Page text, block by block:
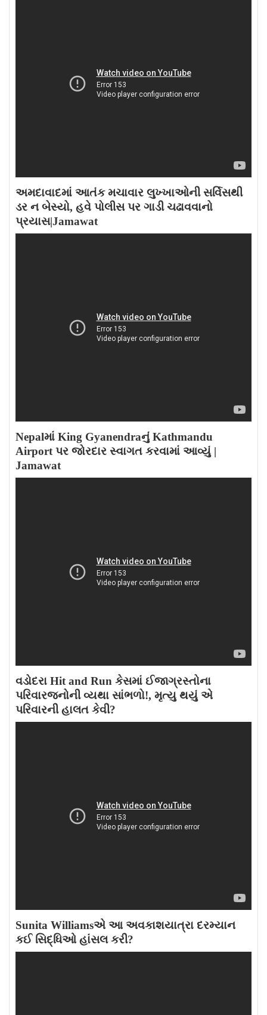
અમદાવાદમાં આતંક મચાવાર લુખ્ખાઓની સર્વિસથી
ડર ન બેસ્યો, હવે પોલીસ પર ગાડી ચઢાવવાનો
પ્રયાસ|Jamawat
Nepalમાં King Gyanendraનું Kathmandu
Airport પર જોરદાર સ્વાગત કરવામાં આવ્યું |
Jamawat
વડોદરા Hit and Run કેસમાં ઈજાગ્રસ્તોના
પરિવારજનોની વ્યથા સાંભળો!, મૃત્યુ થયું એ
પરિવારની હાલત કેવી?
Sunita Williamsએ આ અવકાશયાત્રા દરમ્યાન
કઈ સિદ્ધિઓ હાંસલ કરી?